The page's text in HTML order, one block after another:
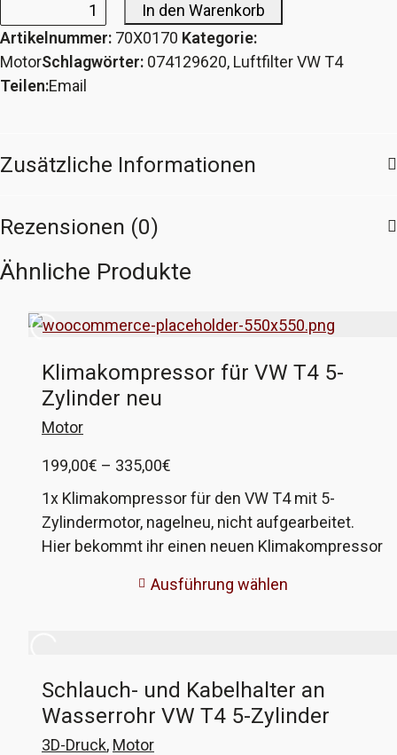
Luftfilter
VW
T4
alle
MJ
In den Warenkorb
Artikelnummer: 70X0170 Kategorie:
MotorSchlagwörter: 074129620, Luftfilter VW T4
Teilen:Email
Zusätzliche Informationen
Rezensionen (0)
Ähnliche Produkte
Klimakompressor für VW T4 5-
Zylinder neu
Motor
199,00€ – 335,00€
199,00€
bis
335,00€
1x Klimakompressor für den VW T4 mit 5-
Zylindermotor, nagelneu, nicht aufgearbeitet.
Hier bekommt ihr einen neuen Klimakompressor
komplett inklusive Magnetkupplung und
Befestigung der beiden Anschlüsse, bei der
neueren Version hat jeder Anschluss seine
eigene Befestigungsschraube. Wenn ihr nicht
Ausführung wählen
Schlauch- und Kabelhalter an
Wasserrohr VW T4 5-Zylinder
3D-Druck, Motor